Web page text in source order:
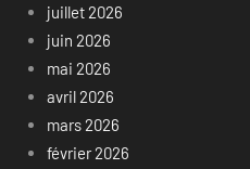
juillet 2026
juin 2026
mai 2026
avril 2026
mars 2026
février 2026